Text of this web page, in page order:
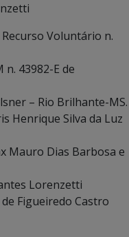
Voluntário n.
n. 43982-E de
– Rio Brilhante-MS.
Henrique Silva da Luz
Mauro Dias Barbosa e
Lorenzetti
Figueiredo Castro